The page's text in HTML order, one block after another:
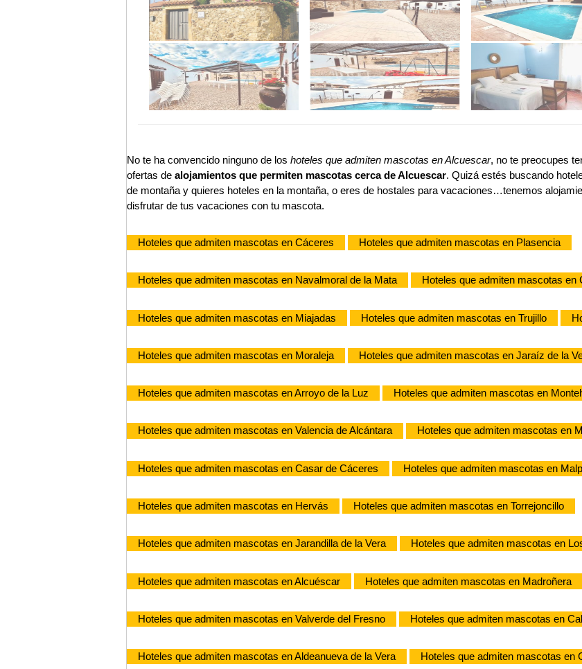
No te ha convencido ninguno de los hoteles que admiten mascotas en Alcuescar, no te preocupes
ofertas de alojamientos que permiten mascotas cerca de Alcuescar. Quizá estés buscando
de montaña y quieres hoteles en la montaña, o eres de hostales para vacaciones…tenemos
disfrutar de tus vacaciones con tu mascota.
Hoteles que admiten mascotas en Cáceres Hoteles que admiten mascotas en Plasencia
Hoteles que admiten mascotas en Navalmoral de la Mata Hoteles que admiten mascotas en
Hoteles que admiten mascotas en Miajadas Hoteles que admiten mascotas en Trujillo
Hoteles que admiten mascotas en Moraleja Hoteles que admiten mascotas en Jaraíz de la
Hoteles que admiten mascotas en Arroyo de la Luz Hoteles que admiten mascotas en
Hoteles que admiten mascotas en Valencia de Alcántara Hoteles que admiten mascotas en
Hoteles que admiten mascotas en Casar de Cáceres Hoteles que admiten mascotas en
Hoteles que admiten mascotas en Hervás Hoteles que admiten mascotas en Torrejoncillo
Hoteles que admiten mascotas en Jarandilla de la Vera Hoteles que admiten mascotas en
Hoteles que admiten mascotas en Alcuéscar Hoteles que admiten mascotas en Madroñera
Hoteles que admiten mascotas en Valverde del Fresno Hoteles que admiten mascotas en
Hoteles que admiten mascotas en Aldeanueva de la Vera Hoteles que admiten mascotas en